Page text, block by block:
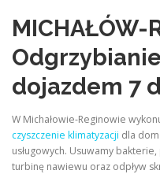
MICHAŁÓW-
dojazdem 7
W Michałowie-Reginowie
czyszczenie klimatyzacji dla
usługowych. Usuwamy
turbinę nawiewu oraz odpływ